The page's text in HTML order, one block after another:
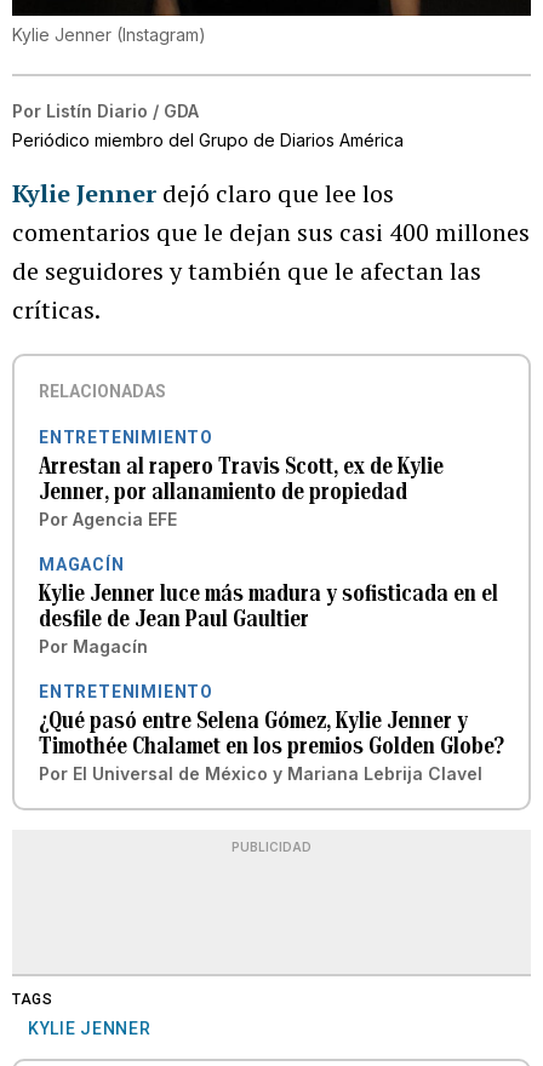
Kylie Jenner (Instagram)
Por Listín Diario / GDA
Periódico miembro del Grupo de Diarios América
Kylie Jenner dejó claro que lee los
comentarios que le dejan sus casi 400 millones
de seguidores y también que le afectan las
críticas.
RELACIONADAS
ENTRETENIMIENTO
Arrestan al rapero Travis Scott, ex de Kylie
Jenner, por allanamiento de propiedad
Por Agencia EFE
MAGACÍN
Kylie Jenner luce más madura y sofisticada en el
desfile de Jean Paul Gaultier
Por Magacín
ENTRETENIMIENTO
¿Qué pasó entre Selena Gómez, Kylie Jenner y
Timothée Chalamet en los premios Golden Globe?
Por El Universal de México y Mariana Lebrija Clavel
PUBLICIDAD
TAGS
KYLIE JENNER